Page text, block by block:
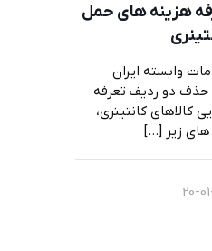
هزينه های حمل
وابسته ایران
حذف دو رديف تعرفه
كالاهای كانتينری،
زیر […]